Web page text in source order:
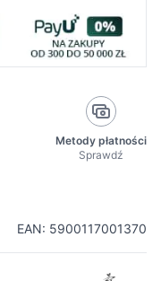
EAN: 5900117001370
Metody płatności
Sprawdź